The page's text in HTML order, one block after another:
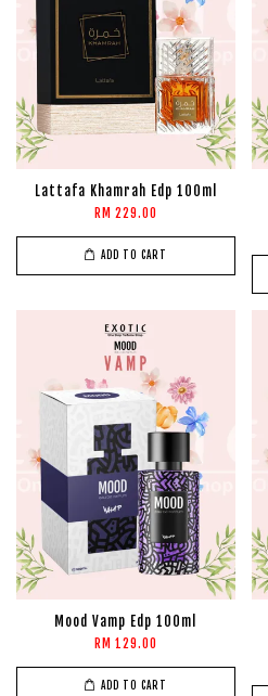
Lattafa Khamrah Edp 100ml
RM 229.00
ADD TO CART
Mood Vamp Edp 100ml
RM 129.00
ADD TO CART